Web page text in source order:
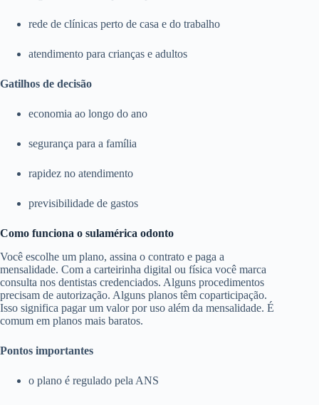
rede de clínicas perto de casa e do trabalho
atendimento para crianças e adultos
Gatilhos de decisão
economia ao longo do ano
segurança para a família
rapidez no atendimento
previsibilidade de gastos
Como funciona o sulamérica odonto
Você escolhe um plano, assina o contrato e paga a
mensalidade. Com a carteirinha digital ou física você marca
consulta nos dentistas credenciados. Alguns procedimentos
precisam de autorização. Alguns planos têm coparticipação.
Isso significa pagar um valor por uso além da mensalidade. É
comum em planos mais baratos.
Pontos importantes
o plano é regulado pela ANS